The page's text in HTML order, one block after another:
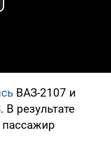
Video
ВАЗ-2107 и
результате
пассажир